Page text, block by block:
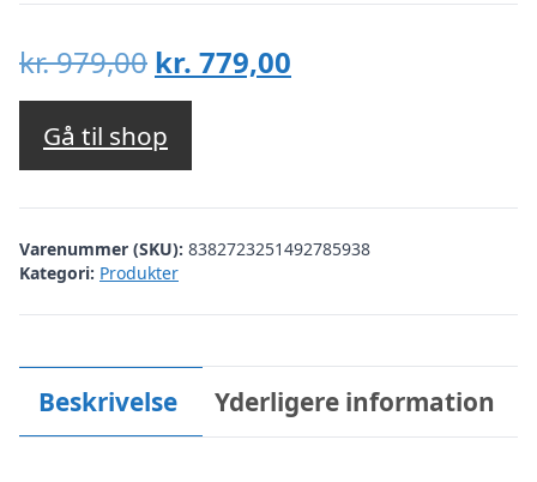
kr.979,00 Den
oprindelige
pris
var:
kr. 979,00.
kr. 779,00
kr. 779,00.
Gå til shop
Varenummer (SKU): 8382723251492785938
Kategori: Produkter
Beskrivelse Yderligere information